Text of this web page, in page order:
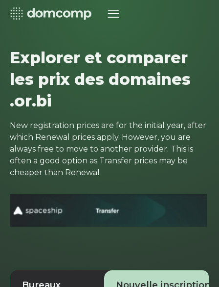
Explorer et comparer
les prix des domaines
.or.bi
New registration prices are for the initial year, after
which Renewal prices apply. However, you are
always free to move to another provider. This is
often a good option as Transfer prices may be
cheaper than Renewal